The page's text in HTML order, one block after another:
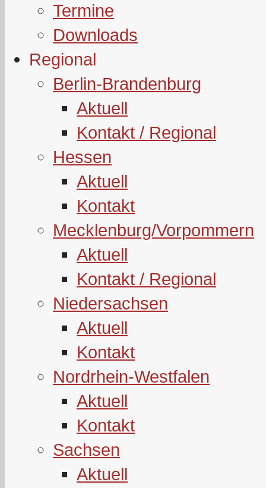
Termine
Downloads
Regional
Berlin-Brandenburg
Aktuell
Kontakt / Regional
Hessen
Aktuell
Kontakt
Mecklenburg/Vorpommern
Aktuell
Kontakt / Regional
Niedersachsen
Aktuell
Kontakt
Nordrhein-Westfalen
Aktuell
Kontakt
Sachsen
Aktuell